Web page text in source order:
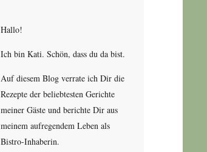
Hallo!
Ich bin Kati. Schön, dass du da bist.
Auf diesem Blog verrate ich Dir die
Rezepte der beliebtesten Gerichte
meiner Gäste und berichte Dir aus
meinem aufregendem Leben als
Bistro-Inhaberin.